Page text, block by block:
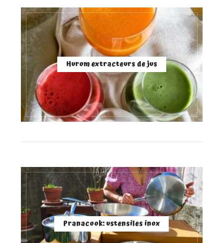
Hurom extracteurs de jus
Pranacook: ustensiles inox